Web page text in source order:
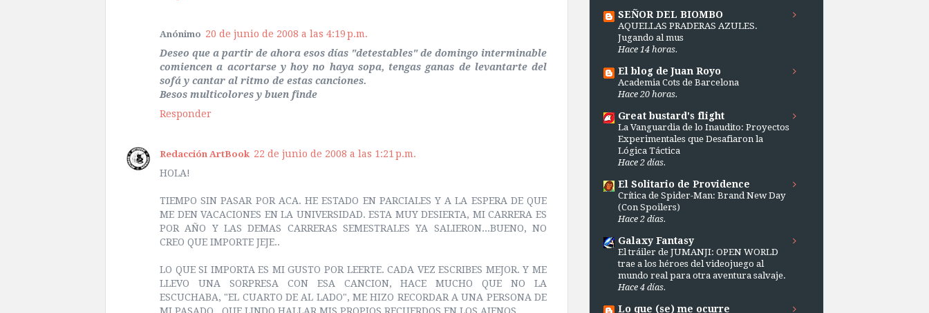
Anónimo 20 de junio de 2008 a las 4:19 p.m.
Deseo que a partir de ahora esos días "detestables" de domingo interminable
comiencen a acortarse y hoy no haya sopa, tengas ganas de levantarte del
sofá y cantar al ritmo de estas canciones.
Besos multicolores y buen finde
Responder
Redacción ArtBook 22 de junio de 2008 a las 1:21 p.m.
HOLA!
TIEMPO SIN PASAR POR ACA. HE ESTADO EN PARCIALES Y A LA ESPERA DE QUE
ME DEN VACACIONES EN LA UNIVERSIDAD. ESTA MUY DESIERTA, MI CARRERA ES
POR AÑO Y LAS DEMAS CARRERAS SEMESTRALES YA SALIERON...BUENO, NO
CREO QUE IMPORTE JEJE..
LO QUE SI IMPORTA ES MI GUSTO POR LEERTE. CADA VEZ ESCRIBES MEJOR. Y ME
LLEVO UNA SORPRESA CON ESA CANCION, HACE MUCHO QUE NO LA
ESCUCHABA, "EL CUARTO DE AL LADO", ME HIZO RECORDAR A UNA PERSONA DE
SEÑOR DEL BIOMBO
AQUELLAS PRADERAS AZULES.
Jugando al mus
Hace 14 horas.
El blog de Juan Royo
Academia Cots de Barcelona
Hace 20 horas.
Great bustard's flight
La Vanguardia de lo Inaudito: Proyectos
Experimentales que Desafiaron la
Lógica Táctica
Hace 2 días.
El Solitario de Providence
Crítica de Spider-Man: Brand New Day
(Con Spoilers)
Hace 2 días.
Galaxy Fantasy
El tráiler de JUMANJI: OPEN WORLD
trae a los héroes del videojuego al
mundo real para otra aventura salvaje.
Hace 4 días.
Lo que (se) me ocurre